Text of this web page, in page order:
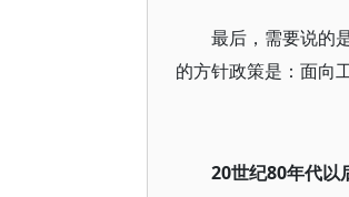
最后，需要说的
的方针政策是：面向
20世纪80年代以